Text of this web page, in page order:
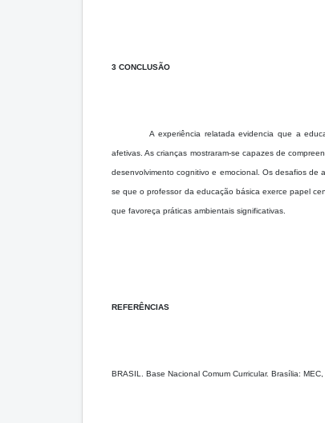
3 CONCLUSÃO
A experiência relatada evidencia que a
afetivas. As crianças mostraram-se capazes de
desenvolvimento cognitivo e emocional. Os desafios
se que o professor da educação básica exerce papel
que favoreça práticas ambientais significativas.
REFERÊNCIAS
BRASIL. Base Nacional Comum Curricular. Brasília: MEC,